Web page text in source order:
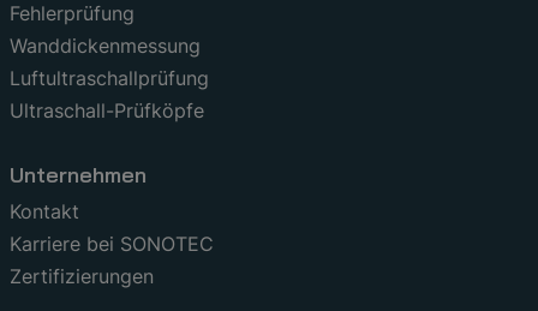
Fehlerprüfung
Wanddickenmessung
Luftultraschallprüfung
Ultraschall-Prüfköpfe
Unternehmen
Kontakt
Karriere bei SONOTEC
Zertifizierungen